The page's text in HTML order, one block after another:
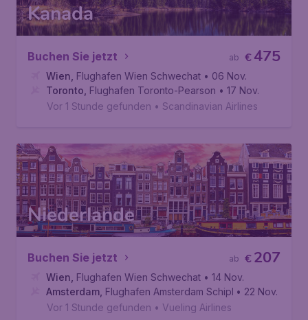
Kanada
Buchen Sie jetzt €475
ab
Wien Flughafen Wien Schwechat • 06 Nov.
Toronto Flughafen Toronto-Pearson • 17 Nov.
Vor 1 Stunde gefunden • Scandinavian Airlines
Niederlande
Buchen Sie jetzt €207
ab
Wien Flughafen Wien Schwechat • 14 Nov.
Amsterdam Flughafen Amsterdam Schiphol• 22 Nov.
Vor 1 Stunde gefunden • Vueling Airlines